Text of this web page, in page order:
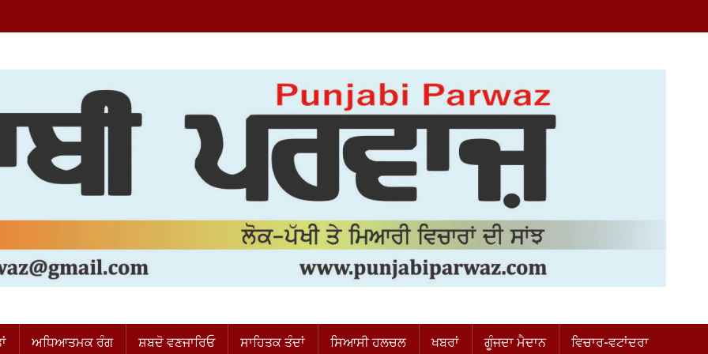
ਅਧਿਆਤਮਕ ਰੰਗ ਸ਼ਬਦੋ ਵਣਜਾਰਿਓ ਸਾਹਿਤਕ ਤੰਦਾਂ ਸਿਆਸੀ ਹਲਚਲ ਖਬਰਾਂ ਗੂੰਜਦਾ ਮੈਦਾਨ ਵਿਚਾਰ-ਵਟਾਂਦਰਾ